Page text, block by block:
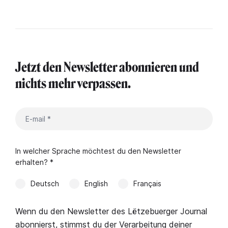
Jetzt den Newsletter abonnieren und
nichts mehr verpassen.
In welcher Sprache möchtest du den Newsletter
erhalten? *
Deutsch English Français
Wenn du den Newsletter des Lëtzebuerger Journal
abonnierst, stimmst du der Verarbeitung deiner